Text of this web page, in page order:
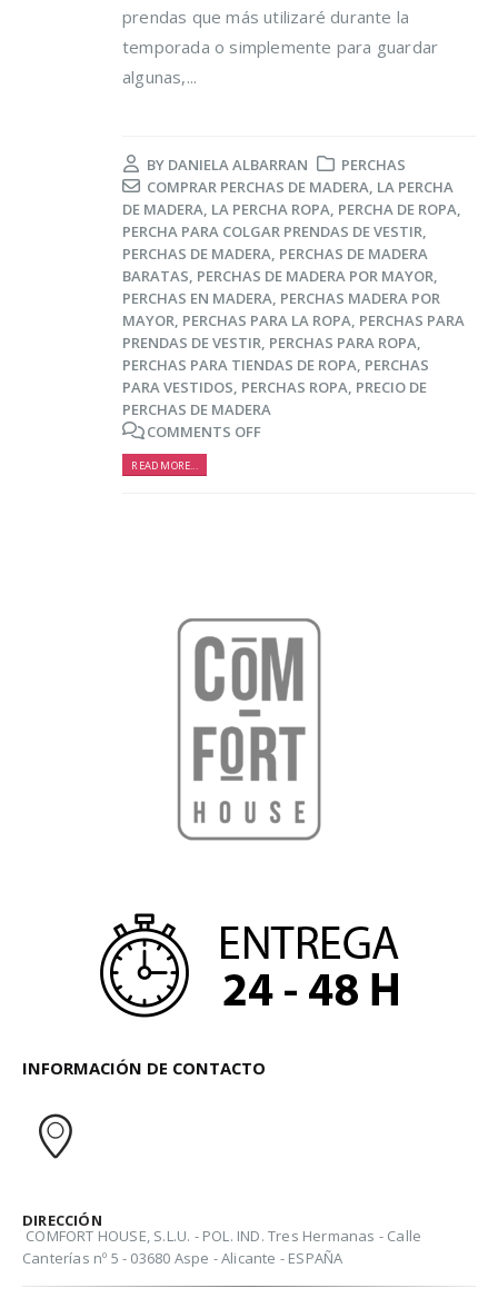
prendas que más utilizaré durante la
temporada o simplemente para guardar
algunas,...
BY DANIELA ALBARRAN
PERCHAS
COMPRAR PERCHAS DE MADERA, LA PERCHA
DE MADERA, LA PERCHA ROPA, PERCHA DE ROPA,
PERCHA PARA COLGAR PRENDAS DE VESTIR,
PERCHAS DE MADERA, PERCHAS DE MADERA
BARATAS, PERCHAS DE MADERA POR MAYOR,
PERCHAS EN MADERA, PERCHAS MADERA POR
MAYOR, PERCHAS PARA LA ROPA, PERCHAS PARA
PRENDAS DE VESTIR, PERCHAS PARA ROPA,
PERCHAS PARA TIENDAS DE ROPA, PERCHAS
PARA VESTIDOS, PERCHAS ROPA, PRECIO DE
PERCHAS DE MADERA
COMMENTS OFF
READ MORE...
INFORMACIÓN DE CONTACTO
DIRECCIÓN
COMFORT HOUSE, S.L.U. - POL. IND. Tres Hermanas - Calle
Canterías nº 5 - 03680 Aspe - Alicante - ESPAÑA